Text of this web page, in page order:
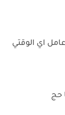
اي الوقتي
حج